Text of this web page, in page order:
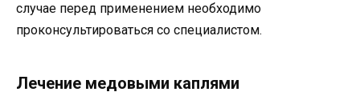
случае перед применением необходимо
проконсультироваться со специалистом.
Лечение медовыми каплями